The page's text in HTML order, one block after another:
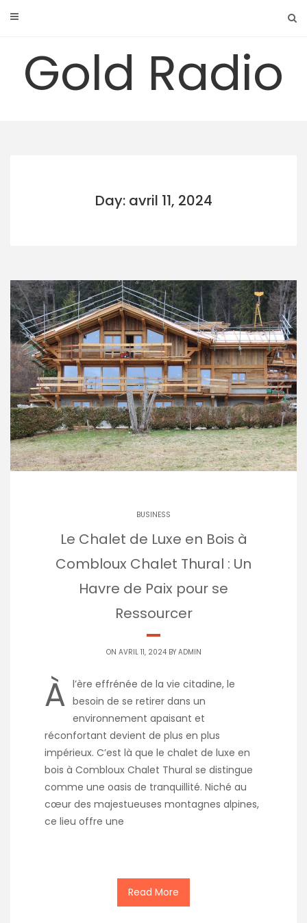
Gold Radio
Day: avril 11, 2024
BUSINESS
Le Chalet de Luxe en Bois à
Combloux Chalet Thural : Un
Havre de Paix pour se
Ressourcer
ON AVRIL 11, 2024 BY ADMIN
À l’ère effrénée de la vie citadine, le
besoin de se retirer dans un
environnement apaisant et
réconfortant devient de plus en plus
impérieux. C’est là que le chalet de luxe en
bois à Combloux Chalet Thural se distingue
comme une oasis de tranquillité. Niché au
cœur des majestueuses montagnes alpines,
ce lieu offre une
Read More